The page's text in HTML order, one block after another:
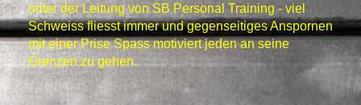
unter der Leitung von SB Personal Training - viel
Schweiss fliesst immer und gegenseitiges Anspornen
mit einer Prise Spass motiviert jeden an seine
Grenzen zu gehen.